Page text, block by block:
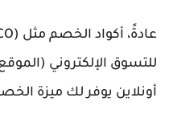
للتسوق الإلكتروني
أونلاين يوفر لك ميزة